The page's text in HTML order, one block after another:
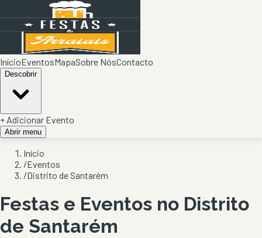
InícioEventosMapaSobre NósContacto
Descobrir
+ Adicionar Evento
Abrir menu
Início
/Eventos
/Distrito de Santarém
Festas e Eventos no Distrito
de Santarém